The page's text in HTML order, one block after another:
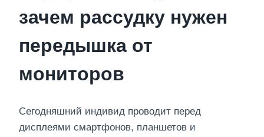
зачем рассудку нужен
передышка от
мониторов
Сегодняшний индивид проводит перед
дисплеями смартфонов, планшетов и